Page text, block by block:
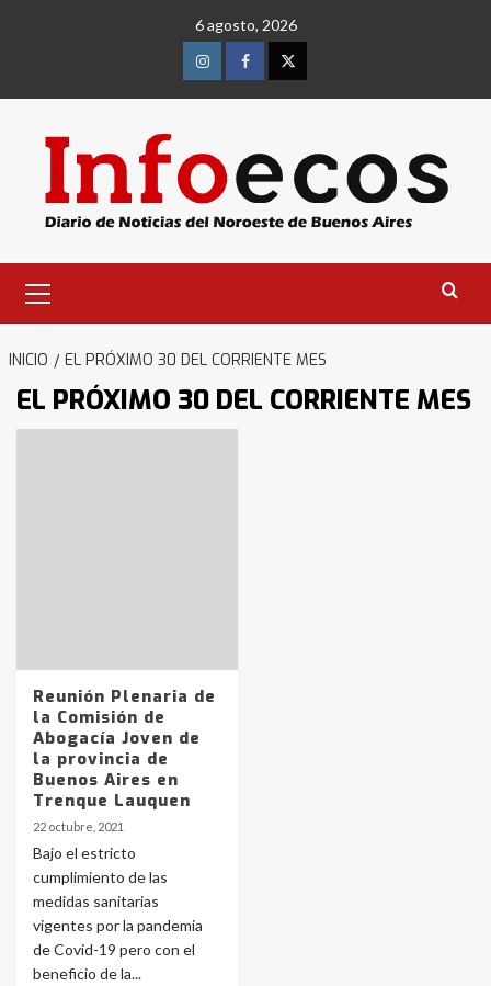
6 agosto, 2026
InstagramFacebookTwitter
primario
INICIO EL PRÓXIMO 30 DEL CORRIENTE MES
EL PRÓXIMO 30 DEL CORRIENTE MES
Reunión Plenaria de
la Comisión de
Abogacía Joven de
la provincia de
Buenos Aires en
Trenque Lauquen
22 octubre, 2021
Bajo el estricto
cumplimiento de las
medidas sanitarias
vigentes por la pandemia
de Covid-19 pero con el
beneficio de la...
Accidente en Ruta 5: falleció un
joven de Trenque Lauquen
5
Los precios de los combustibles en
6
La Bolsa de Cereales de Bahía
Blanca anticipa que Agosto vendrá
con lluvias y heladas, en gran parte
de la provincia